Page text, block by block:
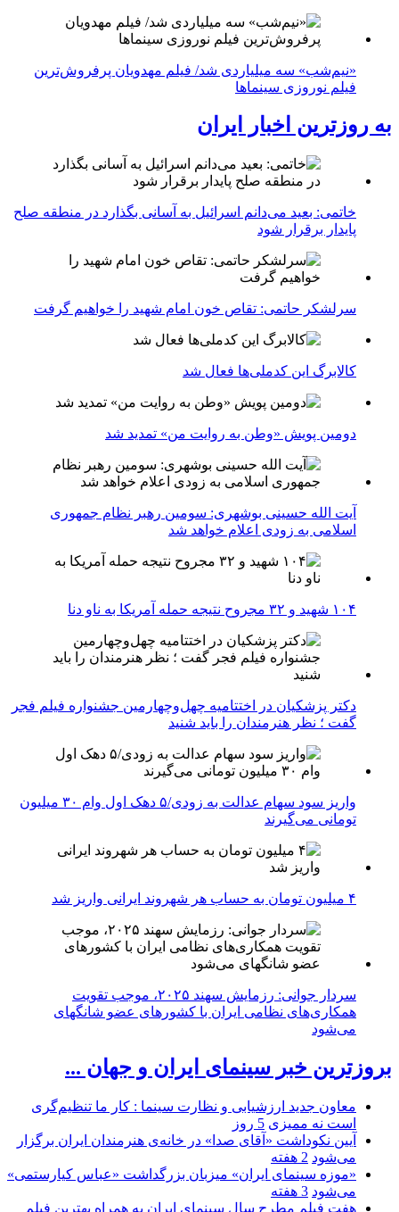
«نیم‌شب» سه میلیاردی شد/ فیلم مهدویان پرفروش‌ترین
فیلم نوروزی سینماها
به روزترین اخبار ایران
خاتمی: بعید می‌دانم اسرائیل به آسانی بگذارد در منطقه صلح
پایدار برقرار شود
سرلشکر حاتمی: تقاص خون امام شهید را خواهیم گرفت
کالابرگ این کدملی‌ها فعال شد
دومین پویش «وطن به روایت من» تمدید شد
آیت الله حسینی بوشهری: سومین رهبر نظام جمهوری
اسلامی به زودی اعلام خواهد شد
۱۰۴ شهید و ۳۲ مجروح نتیجه حمله آمریکا به ناو دنا
دکتر پزشکیان در اختتامیه چهل‌وچهارمین جشنواره فیلم فجر
گفت ؛ نظر هنرمندان را باید شنید
واریز سود سهام عدالت به زودی/۵ دهک اول وام ۳۰ میلیون
تومانی می‌گیرند
۴ میلیون تومان به حساب هر شهروند ایرانی واریز شد
سردار جوانی: رزمایش سهند ۲۰۲۵، موجب تقویت
همکاری‌های نظامی ایران با کشور‌های عضو شانگهای
می‌شود
بروزترین خبر سینمای ایران و جهان ...
معاون جدید ارزشیابی و نظارت سینما : کار ما تنظیم‌گری
است نه ممیزی 5 روز
آیین نکوداشت «آقای صدا» در خانه‌ی هنرمندان ایران برگزار
می‌شود 2 هفته
«موزه سینمای ایران» میزبان بزرگداشت «عباس کیارستمی»
می‌شود 3 هفته
هفت فیلم مطرح سال سینمای ایران به همراه بهترین فیلم